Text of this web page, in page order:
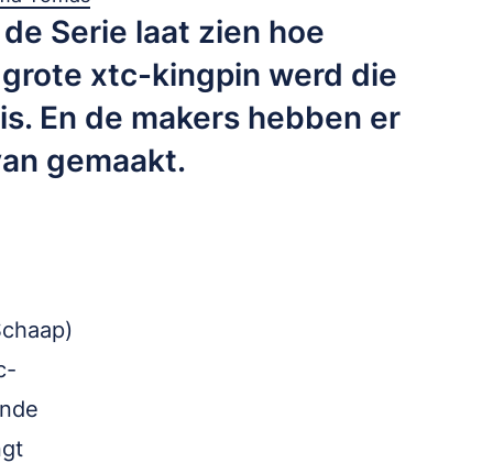
Serie laat zien hoe
xtc-kingpin werd die
En de makers hebben er
gemaakt.